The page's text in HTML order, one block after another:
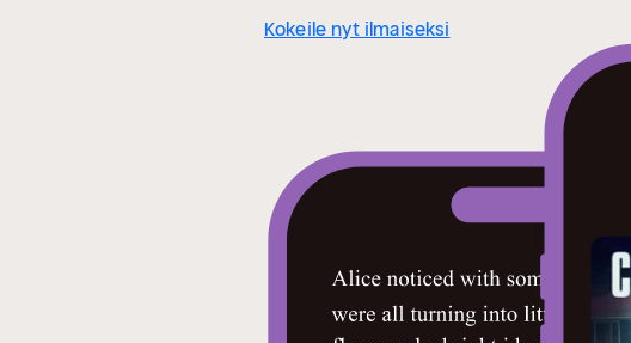
Kokeile nyt ilmaiseksi